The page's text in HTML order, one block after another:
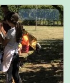
4.8 (134)